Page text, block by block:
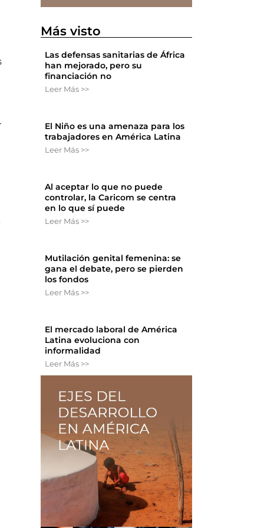
Más visto
Las defensas sanitarias de África
han mejorado, pero su
financiación no
Leer Más >>
El Niño es una amenaza para los
trabajadores en América Latina
Leer Más >>
Al aceptar lo que no puede
controlar, la Caricom se centra
en lo que sí puede
Leer Más >>
Mutilación genital femenina: se
gana el debate, pero se pierden
los fondos
Leer Más >>
El mercado laboral de América
Latina evoluciona con
informalidad
Leer Más >>